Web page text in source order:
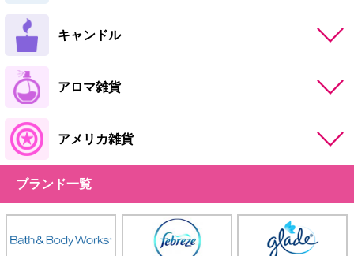
キャンドル
アロマ雑貨
アメリカ雑貨
ブランド一覧